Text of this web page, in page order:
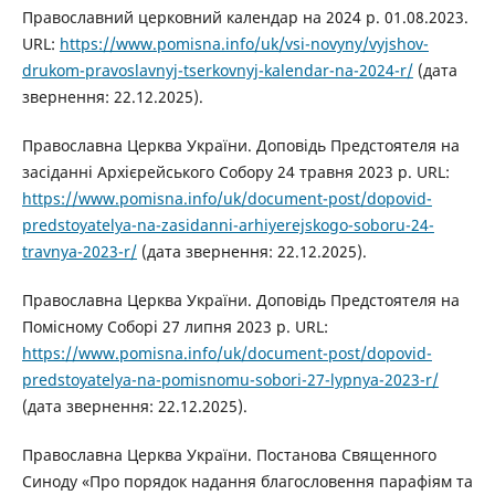
Православний церковний календар на 2024 р. 01.08.2023.
URL: https://www.pomisna.info/uk/vsi-novyny/vyjshov-
drukom-pravoslavnyj-tserkovnyj-kalendar-na-2024-r/(дата
звернення: 22.12.2025).
Православна Церква України. Доповідь Предстоятеля на
засіданні Архієрейського Собору 24 травня 2023 р. URL:
https://www.pomisna.info/uk/document-post/dopovid-
predstoyatelya-na-zasidanni-arhiyerejskogo-soboru-24-
travnya-2023-r/(дата звернення: 22.12.2025).
Православна Церква України. Доповідь Предстоятеля на
Помісному Соборі 27 липня 2023 р. URL:
https://www.pomisna.info/uk/document-post/dopovid-
predstoyatelya-na-pomisnomu-sobori-27-lypnya-2023-r/
(дата звернення: 22.12.2025).
Православна Церква України. Постанова Священного
Синоду «Про порядок надання благословення парафіям та